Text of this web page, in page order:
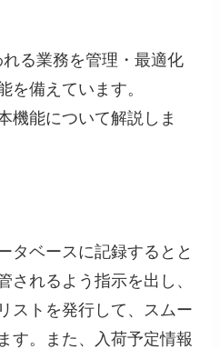
る業務を管理・最適化
を備えています。
機能について解説しま
タベースに記録するとと
されるよう指示を出し、
ストを発行して、スムー
す。また、入荷予定情報